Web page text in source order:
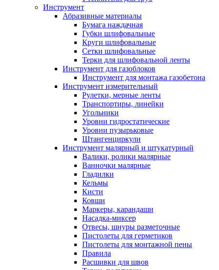
Инструмент
Абразивные материалы
Бумага наждачная
Губки шлифовальные
Круги шлифовальные
Сетки шлифовальные
Терки для шлифовальной ленты
Инструмент для газоблоков
Инструмент для монтажа газобетона
Инструмент измерительный
Рулетки, мерные ленты
Транспортиры, линейки
Угольники
Уровни гидростатические
Уровни пузырьковые
Штангенциркули
Инструмент малярный и штукатурный
Валики, ролики малярные
Ванночки малярные
Гладилки
Кельмы
Кисти
Ковши
Маркеры, карандаши
Насадка-миксер
Отвесы, шнуры разметочные
Пистолеты для герметиков
Пистолеты для монтажной пены
Правила
Расшивки для швов